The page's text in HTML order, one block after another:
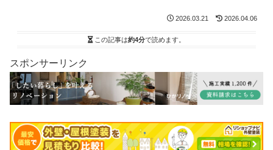
2026.03.21 2026.04.06
この記事は約4分で読めます。
スポンサーリンク